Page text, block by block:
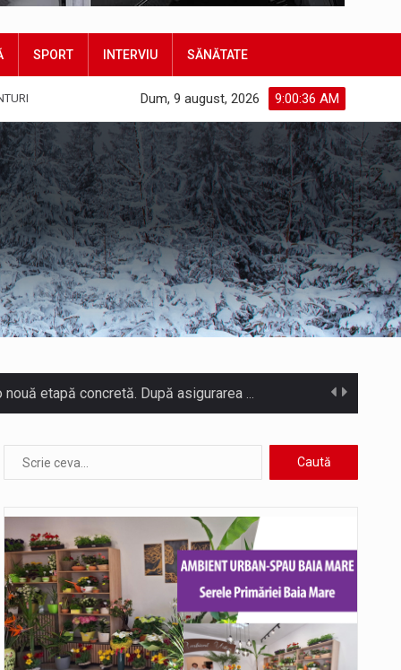
SPORT INTERVIU SĂNĂTATE
9:00:38 AM
Dum, 9 august, 2026
mărul discordiei între administrații.…
Biroul Parlamentar al Senatorului Cristian-Augustin Niculescu-Țâgârlaș a organizat dezbaterea publică cu tema „Noile reguli pentru construcții și prosumatori” având ca…
folosesc mijloacele de transport în…
Municipiul Baia Mare, prin Serviciul Public Comunitar Local de Evidență a Persoanelor - Serviciul Evidența Persoanelor, îi informează pe cetățenii…
pe teme…